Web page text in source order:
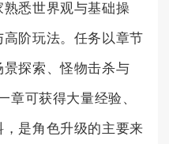
悉世界观与基础操
阶玩法。任务以章节
探索、怪物击杀与
章可获得大量经验、
是角色升级的主要来